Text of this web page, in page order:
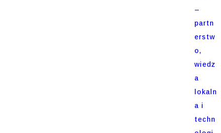
–
partn
erstw
o,
wiedz
a
lokaln
a i
techn